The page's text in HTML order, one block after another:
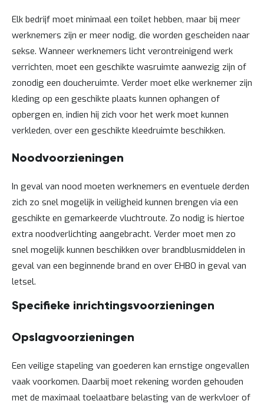
Elk bedrijf moet minimaal een toilet hebben, maar bij meer
werknemers zijn er meer nodig, die worden gescheiden naar
sekse. Wanneer werknemers licht verontreinigend werk
verrichten, moet een geschikte wasruimte aanwezig zijn of
zonodig een doucheruimte. Verder moet elke werknemer zijn
kleding op een geschikte plaats kunnen ophangen of
opbergen en, indien hij zich voor het werk moet kunnen
verkleden, over een geschikte kleedruimte beschikken.
Noodvoorzieningen
In geval van nood moeten werknemers en eventuele derden
zich zo snel mogelijk in veiligheid kunnen brengen via een
geschikte en gemarkeerde vluchtroute. Zo nodig is hiertoe
extra noodverlichting aangebracht. Verder moet men zo
snel mogelijk kunnen beschikken over brandblusmiddelen in
geval van een beginnende brand en over EHBO in geval van
letsel.
Specifieke inrichtingsvoorzieningen
Opslagvoorzieningen
Een veilige stapeling van goederen kan ernstige ongevallen
vaak voorkomen. Daarbij moet rekening worden gehouden
met de maximaal toelaatbare belasting van de werkvloer of